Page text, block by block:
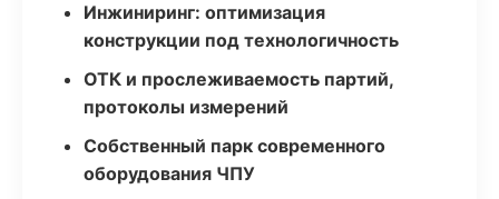
Инжиниринг: оптимизация
конструкции под технологичность
ОТК и прослеживаемость партий,
протоколы измерений
Собственный парк современного
оборудования ЧПУ